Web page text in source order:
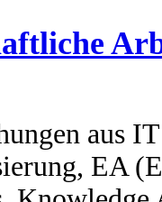
aus
EA